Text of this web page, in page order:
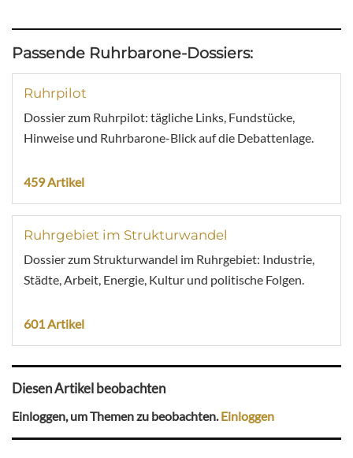
Passende Ruhrbarone-Dossiers:
Ruhrpilot
Dossier zum Ruhrpilot: tägliche Links, Fundstücke,
Hinweise und Ruhrbarone-Blick auf die Debattenlage.
459 Artikel
Ruhrgebiet im Strukturwandel
Dossier zum Strukturwandel im Ruhrgebiet: Industrie,
Städte, Arbeit, Energie, Kultur und politische Folgen.
601 Artikel
Diesen Artikel beobachten
Einloggen, um Themen zu beobachten.Einloggen